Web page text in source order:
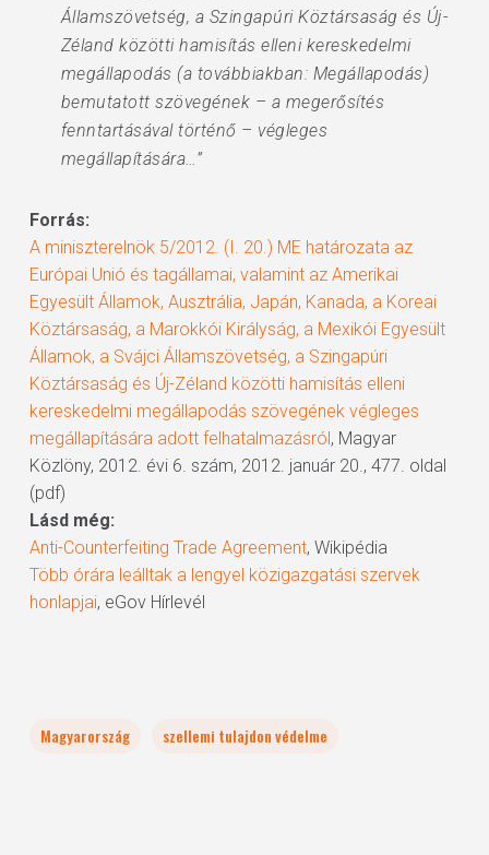
Államszövetség, a Szingapúri Köztársaság és Új-
Zéland közötti hamisítás elleni kereskedelmi
megállapodás (a továbbiakban: Megállapodás)
bemutatott szövegének – a megerősítés
fenntartásával történő – végleges
megállapítására…”
Forrás:
A miniszterelnök 5/2012. (I. 20.) ME határozata az
Európai Unió és tagállamai, valamint az Amerikai
Egyesült Államok, Ausztrália, Japán, Kanada, a Koreai
Köztársaság, a Marokkói Királyság, a Mexikói Egyesült
Államok, a Svájci Államszövetség, a Szingapúri
Köztársaság és Új-Zéland közötti hamisítás elleni
kereskedelmi megállapodás szövegének végleges
megállapítására adott felhatalmazásról, Magyar
Közlöny, 2012. évi 6. szám, 2012. január 20., 477. oldal
(pdf)
Lásd még:
Anti-Counterfeiting Trade Agreement, Wikipédia
Több órára leálltak a lengyel közigazgatási szervek
honlapjai, eGov Hírlevél
Magyarország szellemi tulajdon védelme